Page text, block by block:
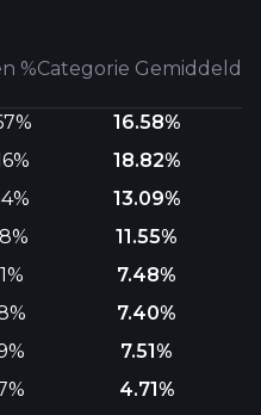
%Categorie Gemiddeld
16.58%
18.82%
13.09%
11.55%
7.48%
7.40%
7.51%
4.71%